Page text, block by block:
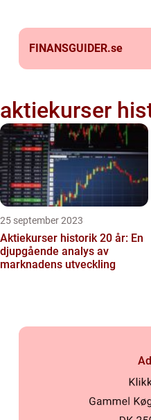
FINANSGUIDER.se
aktiekurser
25 september 2023
Aktiekurser historik 20 år: En
djupgående analys av
marknadens utveckling